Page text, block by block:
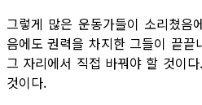
그렇게 많은 운동가들이 소리쳤음
음에도 권력을 차지한 그들이 끝
그 자리에서 직접 바꿔야 할 것이
것이다.